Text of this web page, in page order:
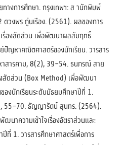
างการศึกษา. กรุงเทพฯ: ส านักพิมพ์
วงพร ภู่นเรือง. (2561). ผลของการ
เรื่องสัดส่วน เพื่อพัฒนาผลสัมฤทธิ์
ปัญหาคณิตศาสตร์ของนักเรียน. วารสาร
สารคาม, 8(2), 39–54. ธนภรณ์ สาย
สัดส่วน (Box Method) เพื่อพัฒนา
องนักเรียนระดับมัธยมศึกษาปีที่ 1.
55–70. ธัญญารัตน์ สุนทร. (2564).
นาความเข้าใจเรื่องอัตราส่วนและ
ที่ 1. วารสารศึกษาศาสตร์เพื่อการ